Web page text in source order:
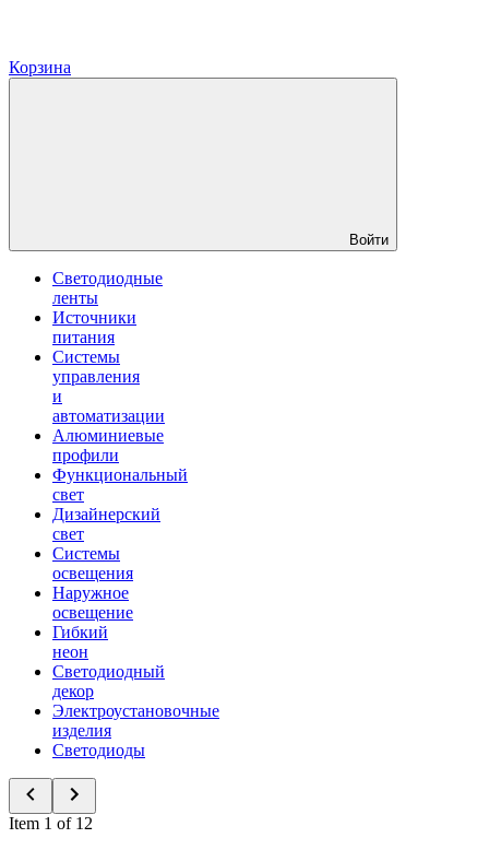
Корзина
Войти
Светодиодные
ленты
Источники
питания
Системы
управления
и
автоматизации
Алюминиевые
профили
Функциональный
свет
Дизайнерский
свет
Системы
освещения
Наружное
освещение
Гибкий
неон
Светодиодный
декор
Электроустановочные
изделия
Светодиоды
Item 1 of 12